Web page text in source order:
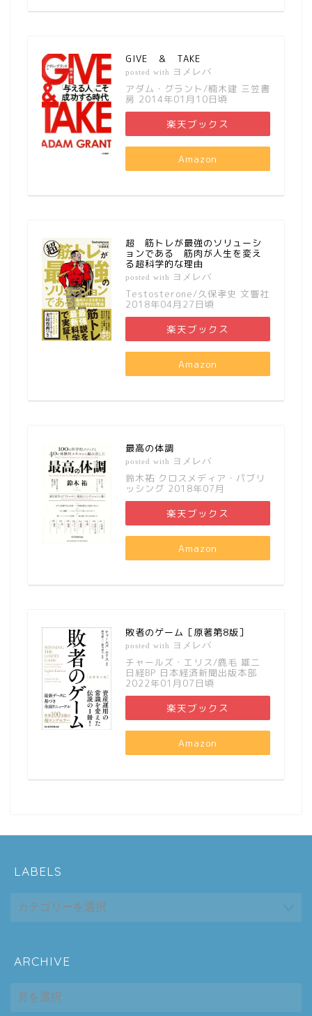
GIVE ＆ TAKE
posted with ヨメレバ
アダム・グラント/楠木建 三笠書
房 2014年01月10日頃
楽天ブックス
Amazon
超 筋トレが最強のソリューシ
ョンである 筋肉が人生を変え
る超科学的な理由
posted with ヨメレバ
Testosterone/久保孝史 文響社
2018年04月27日頃
楽天ブックス
Amazon
最高の体調
posted with ヨメレバ
鈴木祐 クロスメディア・パブリ
ッシング 2018年07月
楽天ブックス
Amazon
敗者のゲーム［原著第8版］
posted with ヨメレバ
チャールズ・エリス/鹿毛 雄二
日経BP 日本経済新聞出版本部
2022年01月07日頃
楽天ブックス
Amazon
LABELS
ARCHIVE
ARCHIVE